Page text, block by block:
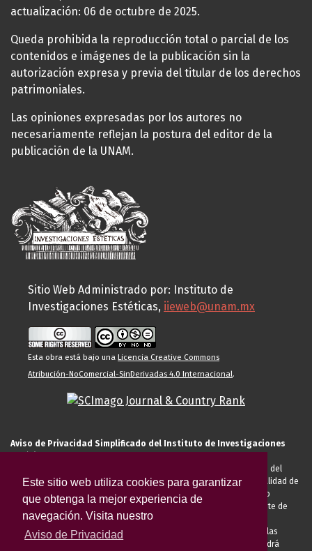
Este sitio web utiliza cookies para garantizar
que obtenga la mejor experiencia de
navegación. Visita nuestro
Aviso de Privacidad
actualización: 06 de octubre de 2025.
Queda prohibida la reproducción total o parcial de los
contenidos e imágenes de la publicación sin la
autorización expresa y previa del titular de los derechos
patrimoniales.
Las opiniones expresadas por los autores no
necesariamente reflejan la postura del editor de la
publicación de la UNAM.
Sitio Web Administrado por: Instituto de
Investigaciones Estéticas, iieweb@unam.mx
Esta obra está bajo una Licencia Creative Commons
Atribución-NoComercial-SinDerivadas 4.0 Internacional.
Aviso de Privacidad Simplificado del Instituto de Investigaciones
El Instituto de Investigaciones Estéticas de la UNAM, es responsable del
tratamiento de sus datos personales para el registro de usted en calidad de
alumno, docente, personal de la entidad académica, conferencista o
invitado externo (nacional o extranjero), visitante, proveedor o cliente de
servicios universitarios. Para cumplir las finalidades necesarias
anteriormente descritas u otras aquellas exigidas legalmente o por las
autoridades competentes podrá transferir sus datos personales. Podrá